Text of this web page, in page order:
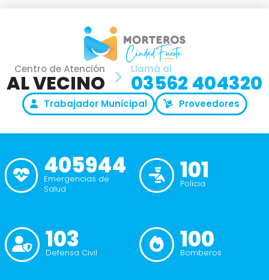
Centro de Atención
AL VECINO
Llamá al
03562 404320
Trabajador Municipal Proveedores
405944
Emergencias de
Salud
101
Polícia
103
Defensa Civil 100
Bomberos